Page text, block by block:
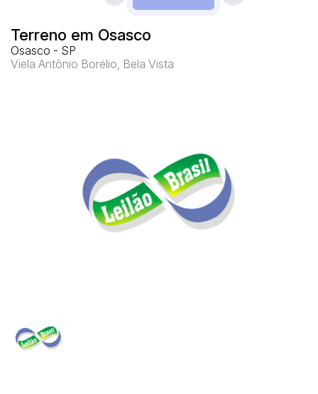
Terreno em Osasco
Osasco - SP
Viela Antônio Borélio, Bela Vista